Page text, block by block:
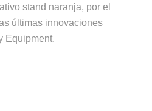
stand naranja, por el
últimas innovaciones
Equipment.